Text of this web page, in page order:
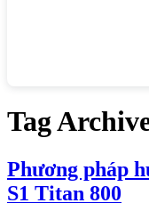
Tag
Phương pháp
S1 Titan 800